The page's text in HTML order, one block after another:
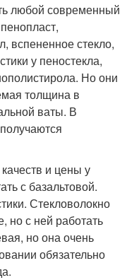
любой современный
вспененное стекло,
у пеностекла,
Но они
толщина в
ваты. В
и цены у
с базальтовой.
Стекловолокно
но с ней работать
но она очень
обязательно